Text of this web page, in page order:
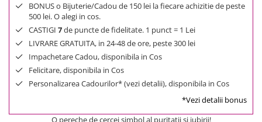
BONUS o Bijuterie/Cadou de 150 lei la fiecare achizitie de peste
500 lei. O alegi in cos.
CASTIGI 7de puncte de fidelitate. 1 punct = 1 Lei
LIVRARE GRATUITA, in 24-48 de ore, peste 300 lei
Impachetare Cadou, disponibila in Cos
Felicitare, disponibila in Cos
Personalizarea Cadourilor* (vezi detalii), disponibila in Cos
*Vezi detalii bonus
O pereche de cercei simbol al puritatii si iubirii!